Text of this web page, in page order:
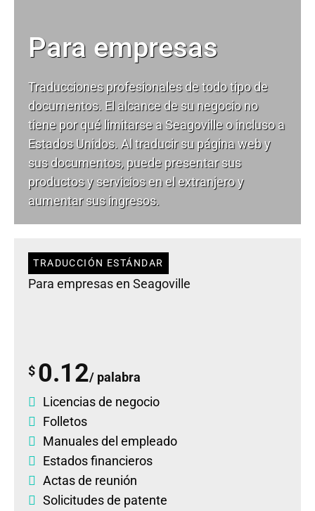
Para empresas
Traducciones profesionales de todo tipo de
documentos. El alcance de su negocio no
tiene por qué limitarse a Seagoville o incluso a
Estados Unidos. Al traducir su página web y
sus documentos, puede presentar sus
productos y servicios en el extranjero y
aumentar sus ingresos.
TRADUCCIÓN ESTÁNDAR
Para empresas en Seagoville
$ 0.12/ palabra
Licencias de negocio
Folletos
Manuales del empleado
Estados financieros
Actas de reunión
Solicitudes de patente